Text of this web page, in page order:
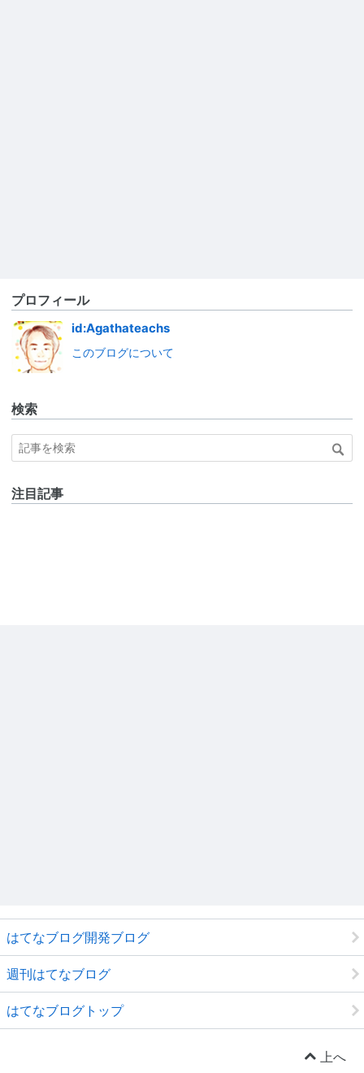
プロフィール
id:Agathateachs
このブログについて
検索
注目記事
はてなブログ開発ブログ
週刊はてなブログ
はてなブログトップ
上へ